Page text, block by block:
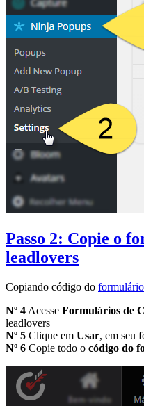
Passo 2: Copie o
leadlovers
Copiando código do
Nº 4 Acesse Formulários de
leadlovers
Nº 5 Clique em Usar, em seu
Nº 6 Copie todo o código do